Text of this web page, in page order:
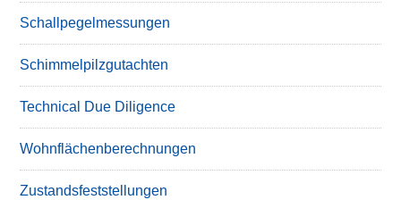
Schallpegelmessungen
Schimmelpilzgutachten
Technical Due Diligence
Wohnflächenberechnungen
Zustandsfeststellungen